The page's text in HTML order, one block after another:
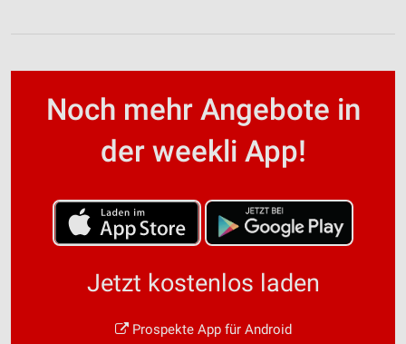
Noch mehr Angebote in
der weekli App!
Jetzt kostenlos laden
Prospekte App für Android